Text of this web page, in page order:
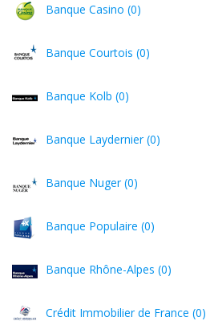
Banque Casino (0)
Banque Courtois (0)
Banque Kolb (0)
Banque Laydernier (0)
Banque Nuger (0)
Banque Populaire (0)
Banque Rhône-Alpes (0)
Crédit Immobilier de France (0)